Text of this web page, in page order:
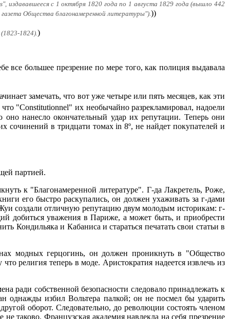
издававшееся с 1 октября 1820 года по 1 августа 1829 года (вышло 442
Общества благонамеренной литературы"). ))
1824).)
все большее презрение по мере того, как полиция выдавала
замечать, что вот уже четыре или пять месяцев, как эти
"Constitutionnel" их необычайно разрекламировал, надоели
нанесло окончательный удар их репутации. Теперь они
сочинений в тридцати томах in 8º, не найдет покупателей и
партией.
к "Благонамеренной литературе". Г-да Лакретель, Роже,
его быстро раскупались, он должен ухаживать за г-дами
создали отличную репутацию двум молодым историкам: г-
добиться уважения в Париже, а может быть, и приобрести
Кондильяка и Кабаниса и стараться печатать свои статьи в
модных герцогинь, он должен проникнуть в "Общество
религия теперь в моде. Аристократия надеется извлечь из
ради собственной безопасности следовало принадлежать к
однажды избил Вольтера палкой; он не посмел бы ударить
оборот. Следовательно, до революции состоять членом
таково. Французская академия навлекла на себя презрение